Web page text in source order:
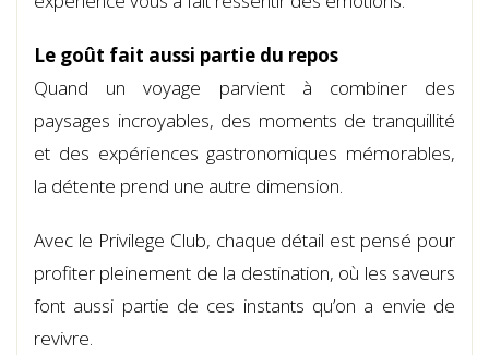
Le goût fait aussi partie du repos
Quand un voyage parvient à combiner des
paysages incroyables, des moments de tranquillité
et des expériences gastronomiques mémorables,
la détente prend une autre dimension.
Avec le Privilege Club, chaque détail est pensé pour
profiter pleinement de la destination, où les saveurs
font aussi partie de ces instants qu’on a envie de
revivre.